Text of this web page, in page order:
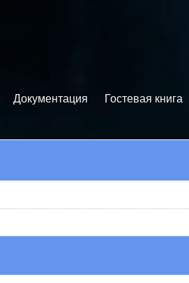
Документация Гостевая книга